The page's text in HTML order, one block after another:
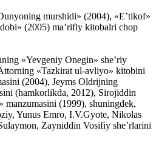
murshidi» (2004), «E’tikof»
(2005) ma’rifiy kitobalri chop
«Yevgeniy Onegin» she’riy
«Tazkirat ul-avliyo» kitobini
(2004), Jeyms Oldrijning
(hamkorlikda, 2012), Sirojiddin
manzumasini (1999), shuningdek,
Yunus Emro, I.V.Gyote, Nikolas
Zayniddin Vosifiy she’rlarini